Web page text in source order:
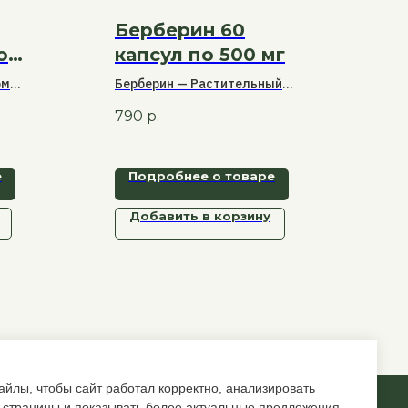
Берберин 60
капсул по 500 мг
Берберин — Растительный
обмена веществ и контроля
790 р.
Подробнее о товаре
Добавить в корзину
чтобы сайт работал корректно, анализировать